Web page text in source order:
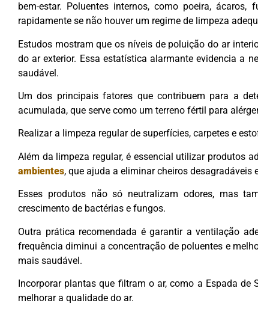
bem-estar. Poluentes internos, como poeira,
rapidamente se não houver um regime de limpeza
Estudos mostram que os níveis de poluição do ar
do ar exterior. Essa estatística alarmante evidencia a
saudável.
Um dos principais fatores que contribuem para a
acumulada, que serve como um terreno fértil para
Realizar a limpeza regular de superfícies, carpetes e
Além da limpeza regular, é essencial utilizar produtos
ambientes, que ajuda a eliminar cheiros desagradáveis
Esses produtos não só neutralizam odores, mas
crescimento de bactérias e fungos.
Outra prática recomendada é garantir a ventilação
frequência diminui a concentração de poluentes e
mais saudável.
Incorporar plantas que filtram o ar, como a Espada
melhorar a qualidade do ar.